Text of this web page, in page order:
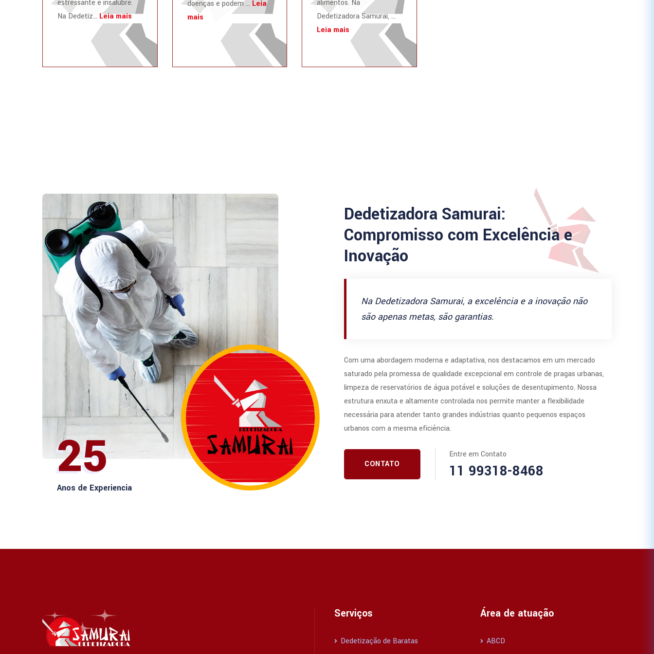
estressante e insalubre.
Na Dedetiz... Leia mais
doenças e podem ... Leia
mais
alimentos. Na
Dedetizadora Samurai, ...
Leia mais
25
Anos de Experiencia
Dedetizadora Samurai:
Compromisso com Excelência e
Inovação
Na Dedetizadora Samurai, a excelência e a inovação não
são apenas metas, são garantias.
Com uma abordagem moderna e adaptativa, nos destacamos em um mercado
saturado pela promessa de qualidade excepcional em controle de pragas urbanas,
limpeza de reservatórios de água potável e soluções de desentupimento. Nossa
estrutura enxuta e altamente controlada nos permite manter a flexibilidade
necessária para atender tanto grandes indústrias quanto pequenos espaços
urbanos com a mesma eficiência.
CONTATO
Entre em Contato
11 99318-8468
Serviços
Dedetização de Baratas
Área de atuação
ABCD